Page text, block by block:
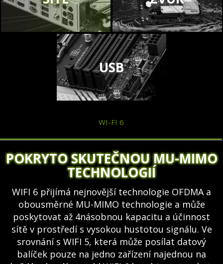
USB
WI-FI 6
POKRYTO SKUTEČNOU MU-MIMO
TECHNOLOGIÍ
WIFI 6 přijímá nejnovější technologie OFDMA a
obousměrné MU-MIMO technologie a může
poskytovat až 4násobnou kapacitu a účinnost
sítě v prostředí s vysokou hustotou signálu. Ve
srovnání s WIFI 5, která může posílat datový
balíček pouze na jedno zařízení najednou na